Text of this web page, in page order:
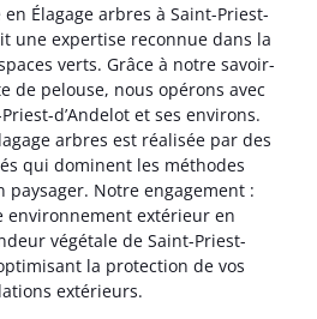
Élagage arbres à Saint-Priest-
une expertise reconnue dans la
verts. Grâce à notre savoir-
de pelouse, nous opérons avec
d’Andelot et ses environs.
arbres est réalisée par des
qui dominent les méthodes
paysager. Notre engagement :
environnement extérieur en
végétale de Saint-Priest-
la protection de vos
extérieurs.